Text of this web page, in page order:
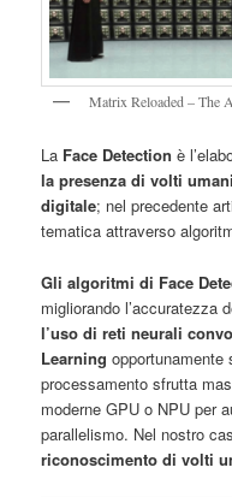
Matrix Reloaded – The
La Face Detection è
la presenza di volti
digitale; nel precedente
tematica attraverso
Gli algoritmi di Face
migliorando l’accuratezza
l’uso di reti neurali
Learning opportunamente
processamento sfrutta
moderne GPU o NPU per
parallelismo. Nel nostro
riconoscimento di volti